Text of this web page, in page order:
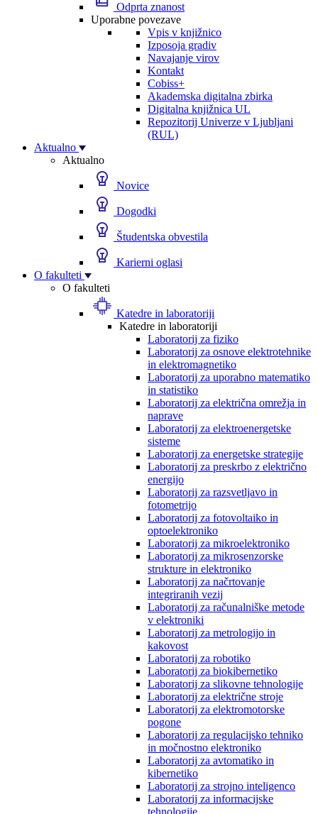
Odprta znanost
Uporabne povezave
Vpis v knjižnico
Izposoja gradiv
Navajanje virov
Kontakt
Cobiss+
Akademska digitalna zbirka
Digitalna knjižnica UL
Repozitorij Univerze v Ljubljani
(RUL)
Aktualno
Aktualno
Novice
Dogodki
Študentska obvestila
Karierni oglasi
O fakulteti
O fakulteti
Katedre in laboratoriji
Katedre in laboratoriji
Laboratorij za fiziko
Laboratorij za osnove elektrotehnike
in elektromagnetiko
Laboratorij za uporabno matematiko
in statistiko
Laboratorij za električna omrežja in
naprave
Laboratorij za elektroenergetske
sisteme
Laboratorij za energetske strategije
Laboratorij za preskrbo z električno
energijo
Laboratorij za razsvetljavo in
fotometrijo
Laboratorij za fotovoltaiko in
optoelektroniko
Laboratorij za mikroelektroniko
Laboratorij za mikrosenzorske
strukture in elektroniko
Laboratorij za načrtovanje
integriranih vezij
Laboratorij za računalniške metode
v elektroniki
Laboratorij za metrologijo in
kakovost
Laboratorij za robotiko
Laboratorij za biokibernetiko
Laboratorij za slikovne tehnologije
Laboratorij za električne stroje
Laboratorij za elektromotorske
pogone
Laboratorij za regulacijsko tehniko
in močnostno elektroniko
Laboratorij za avtomatiko in
kibernetiko
Laboratorij za strojno inteligenco
Laboratorij za informacijske
tehnologije